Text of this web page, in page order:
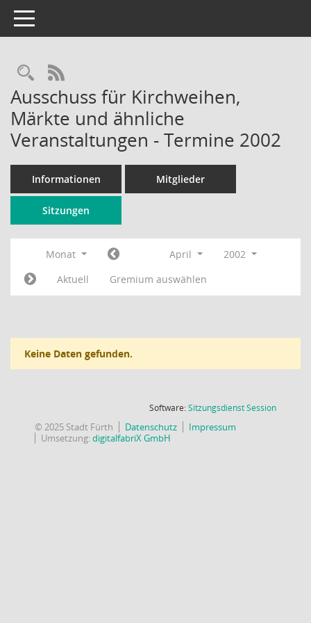
Toggle navigation
Rechercheauswahl
RSS-Feed
Ausschuss für Kirchweihen,
Märkte und ähnliche
Veranstaltungen - Termine 2002
Informationen Mitglieder
Sitzungen
Monat April
2002
Aktuell
Gremium auswählen
Keine Daten gefunden.
Software:SitzungsdienstSession(Wird in
© 2025 Stadt Fürth Datenschutz
Impressum
Umsetzung:digitalfabriX GmbH